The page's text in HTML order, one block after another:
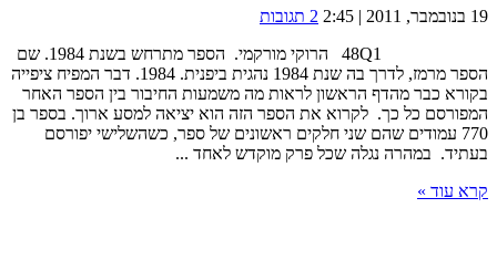
19 בנובמבר, 2011 | 2:45
2 תגובות
48Q1 הרוקי מורקמי. הספר מתרחש בשנת 1984. שם
הספר מרמז, לדרך בה שנת 1984 נהגית ביפנית. 1984. דבר המפיח ציפייה
בקורא כבר מהדף הראשון לראות מה משמעות החיבור בין הספר האחר
המפורסם כל כך. לקרוא את הספר הזה הוא יציאה למסע ארוך. בספר בן
770 עמודים שהם שני חלקים ראשונים של ספר, כשהשלישי יפורסם
בעתיד. במהרה נגלה שכל פרק מוקדש לאחד ...
קרא עוד »